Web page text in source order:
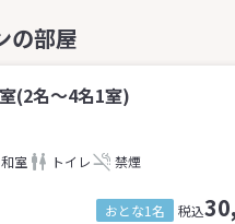
(2名～4名1室)
和室 トイレ 禁煙
おとな1名 税込